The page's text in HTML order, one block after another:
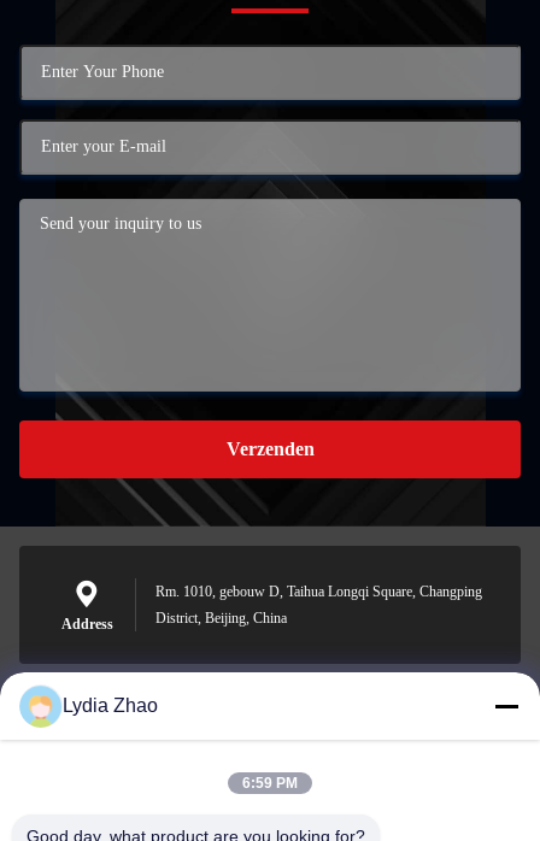
Verzenden
Address
Rm. 1010, gebouw D, Taihua Longqi Square, Changping
District, Beijing, China
jesingd@vip.sina.com
Lydia Zhao
6:59 PM
Good day, what product are you looking for?